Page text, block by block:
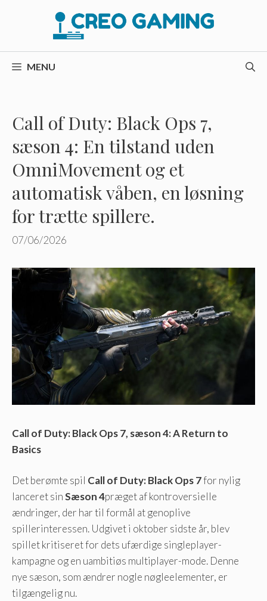
MENU
Call of Duty: Black Ops 7,
sæson 4: En tilstand uden
OmniMovement og et
automatisk våben, en løsning
for trætte spillere.
07/06/2026
Call of Duty: Black Ops 7, sæson 4: A Return to
Basics
Det berømte spil Call of Duty: Black Ops 7for nylig
lanceret sinSæson 4præget af kontroversielle
ændringer, der har til formål at genoplive
spillerinteressen. Udgivet i oktober sidste år, blev
spillet kritiseret for dets ufærdige singleplayer-
kampagne og en uambitiøs multiplayer-mode. Denne
nye sæson, som ændrer nogle nøgleelementer, er
tilgængelig nu.